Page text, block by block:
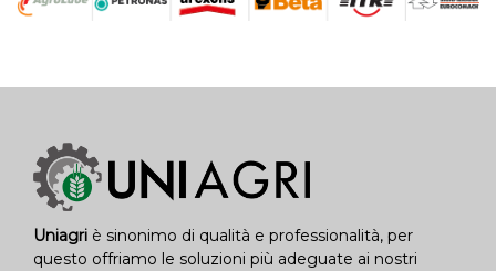
Uniagri è sinonimo di qualità e professionalità, per
questo offriamo le soluzioni più adeguate ai nostri